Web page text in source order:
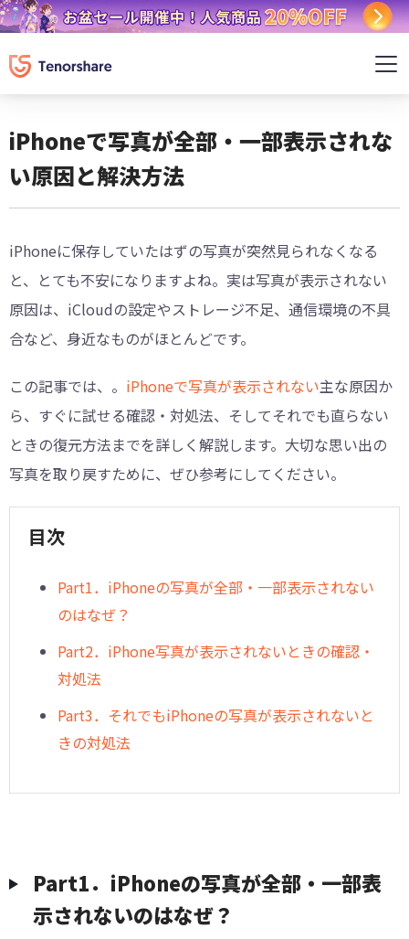
iPhoneで写真が全部・一部表示されな
い原因と解決方法
iPhoneに保存していたはずの写真が突然見られなくなる
と、とても不安になりますよね。実は写真が表示されない
原因は、iCloudの設定やストレージ不足、通信環境の不具
合など、身近なものがほとんどです。
この記事では、。 iPhoneで写真が表示されない主な原因か
ら、すぐに試せる確認・対処法、そしてそれでも直らない
ときの復元方法までを詳しく解説します。大切な思い出の
写真を取り戻すために、ぜひ参考にしてください。
目次
Part1．iPhoneの写真が全部・一部表示されない
のはなぜ？
Part2．iPhone写真が表示されないときの確認・
対処法
Part3．それでもiPhoneの写真が表示されないと
きの対処法
Part1．iPhoneの写真が全部・一部表
示されないのはなぜ？